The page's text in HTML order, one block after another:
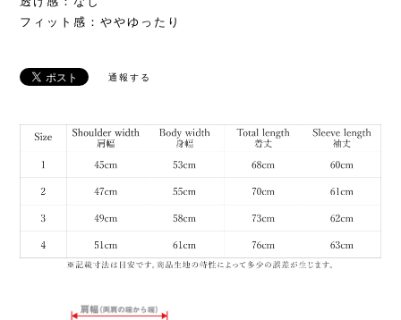
フィット感：ややゆったり
通報する